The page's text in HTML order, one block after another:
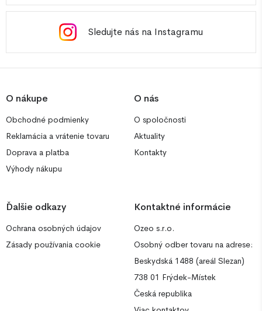
Sledujte nás na Instagramu
O nákupe
Obchodné podmienky
Reklamácia a vrátenie tovaru
Doprava a platba
Výhody nákupu
O nás
O spoločnosti
Aktuality
Kontakty
Ďalšie odkazy
Ochrana osobných údajov
Zásady používania cookie
Kontaktné informácie
Ozeo s.r.o.
Osobný odber tovaru na adrese:
Beskydská 1488 (areál Slezan)
738 01 Frýdek-Místek
Česká republika